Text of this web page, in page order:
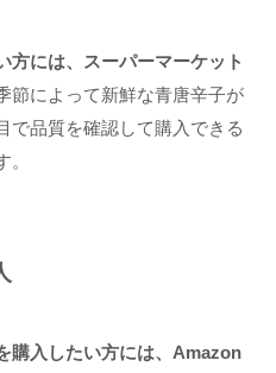
方には、スーパーマーケット
節によって新鮮な青唐辛子が
で品質を確認して購入できる
購入したい方には、Amazon